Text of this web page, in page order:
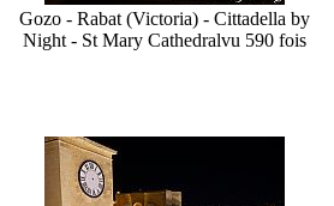
Gozo - Rabat (Victoria) - Cittadella by
Night - St Mary Cathedralvu 590 fois